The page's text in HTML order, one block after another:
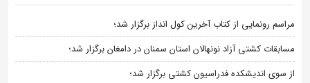
مراسم رونمایی از کتاب آخرین کول انداز برگزار شد؛
مسابقات کشتی آزاد نونهالان استان سمنان در دامغان برگزار شد؛
از سوی اندیشکده فدراسیون کشتی برگزار شد؛